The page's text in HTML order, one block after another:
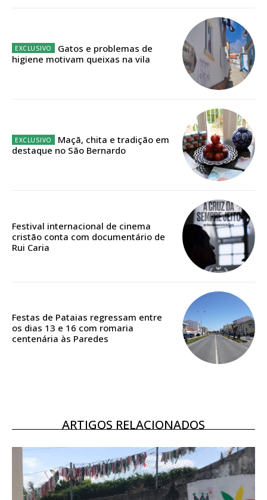
12 meses
Acesso aos conteúdos Exclusivos para
16€
12 meses
assinantes
Escolha o plano
Gatos e problemas de
higiene motivam queixas na vila
Maçã, chita e tradição em
destaque no São Bernardo
Festival internacional de cinema
cristão conta com documentário de
Rui Caria
Festas de Pataias regressam entre
os dias 13 e 16 com romaria
centenária às Paredes
ARTIGOS RELACIONADOS